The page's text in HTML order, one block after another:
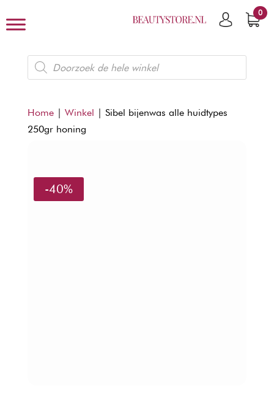
0
Producten
zoeken
Home| Winkel | Sibel bijenwas alle huidtypes
250gr honing
-40%